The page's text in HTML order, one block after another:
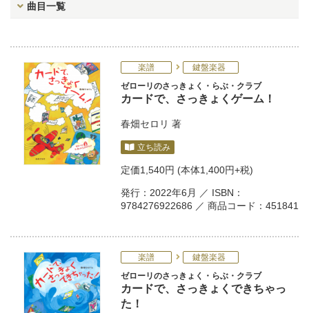
曲目一覧
楽譜
鍵盤楽器
ゼローリのさっきょく・らぶ・クラブ
カードで、さっきょくゲーム！
春畑セロリ 著
立ち読み
定価1,540円 (本体1,400円+税)
発行：2022年6月 ／ ISBN：
9784276922686 ／ 商品コード：451841
楽譜
鍵盤楽器
ゼローリのさっきょく・らぶ・クラブ
カードで、さっきょくできちゃっ
た！